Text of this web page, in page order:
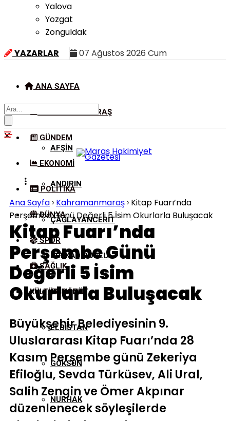
Yalova
Yozgat
Zonguldak
YAZARLAR
07 Ağustos 2026 Cum
ANA SAYFA
KAHRAMANMARAŞ
AFŞIN
ANDIRIN
ÇAĞLAYANCERIT
DULKADIROĞLU
EKINÖZÜ
ELBISTAN
GÖKSUN
NURHAK
GÜNDEM
EKONOMI
POLITIKA
DÜNYA
SPOR
SAĞLIK
KÜLTÜR/SANAT
Ana Sayfa › Kahramanmaraş › Kitap Fuarı’nda
Perşembe Günü Değerli 5 İsim Okurlarla Buluşacak
Kitap Fuarı’nda
Perşembe Günü
Değerli 5 İsim
Okurlarla Buluşacak
Büyükşehir Belediyesinin 9.
Uluslararası Kitap Fuarı’nda 28
Kasım Perşembe günü Zekeriya
Efiloğlu, Sevda Türküsev, Ali Ural,
Salih Zengin ve Ömer Akpınar
düzenlenecek söyleşilerde